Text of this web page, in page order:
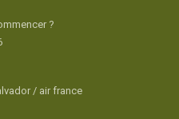
?
/ air france